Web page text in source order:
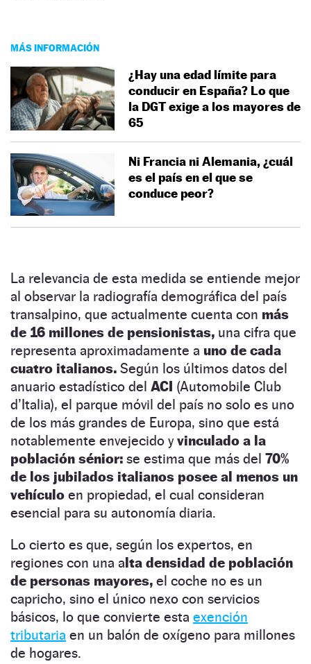
MÁS INFORMACIÓN
¿Hay una edad límite para
conducir en España? Lo que
la DGT exige a los mayores de
65
Ni Francia ni Alemania, ¿cuál
es el país en el que se
conduce peor?
La relevancia de esta medida se entiende mejor
al observar la radiografía demográfica del país
transalpino, que actualmente cuenta con más
de 16 millones de pensionistas, una cifra que
representa aproximadamente a uno de cada
cuatro italianos. Según los últimos datos del
anuario estadístico del ACI (Automobile Club
d’Italia), el parque móvil del país no solo es uno
de los más grandes de Europa, sino que está
notablemente envejecido yvinculado a la
población sénior: se estima que más del 70%
de los jubilados italianos posee al menos un
vehículo en propiedad, el cual consideran
esencial para su autonomía diaria.
Lo cierto es que, según los expertos, en
regiones con una alta densidad de población
de personas mayores, el coche no es un
capricho, sino el único nexo con servicios
básicos, lo que convierte esta exención
tributaria en un balón de oxígeno para millones
de hogares.